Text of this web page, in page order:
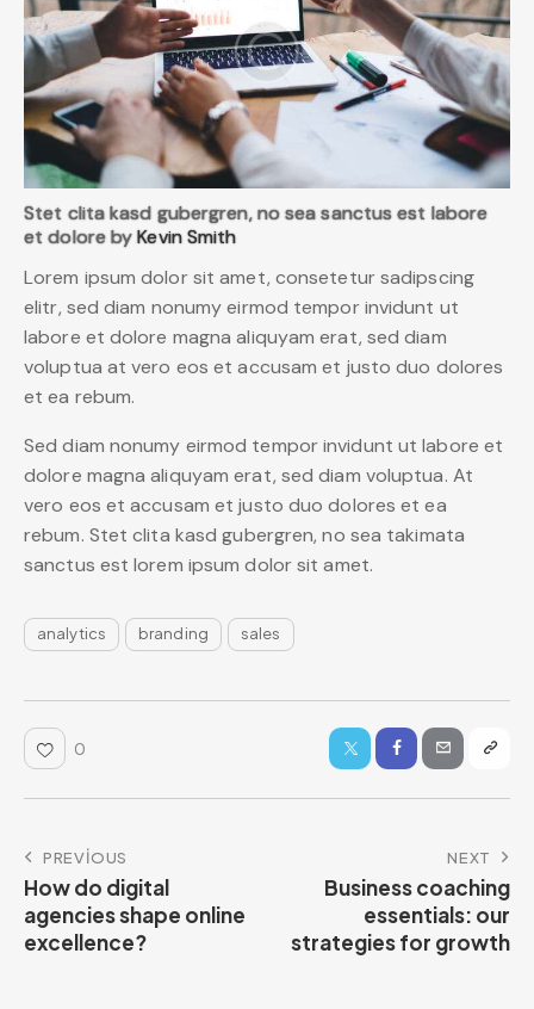
Stet clita kasd gubergren, no sea sanctus est labore
et dolore byKevin Smith
Lorem ipsum dolor sit amet, consetetur sadipscing
elitr, sed diam nonumy eirmod tempor invidunt ut
labore et dolore magna aliquyam erat, sed diam
voluptua at vero eos et accusam et justo duo dolores
et ea rebum.
Sed diam nonumy eirmod tempor invidunt ut labore et
dolore magna aliquyam erat, sed diam voluptua. At
vero eos et accusam et justo duo dolores et ea
rebum. Stet clita kasd gubergren, no sea takimata
sanctus est lorem ipsum dolor sit amet.
analytics branding sales
0
PREVIOUS
How do digital
agencies shape online
excellence?
NEXT
Business coaching
essentials: our
strategies for growth